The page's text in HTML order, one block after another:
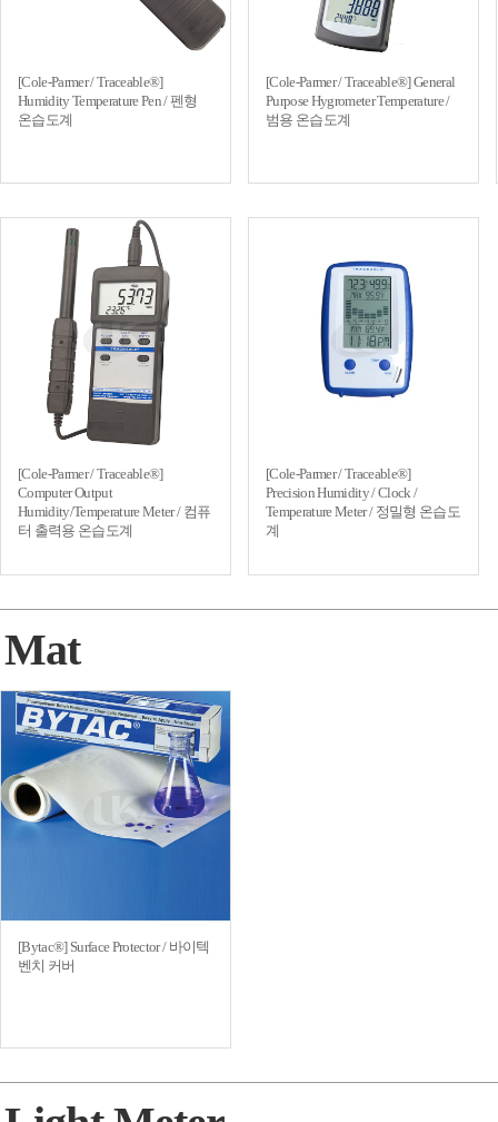
[Cole-Parmer / Traceable®]
Humidity Temperature Pen / 펜형
온습도계
[Cole-Parmer / Traceable®] General
Purpose Hygrometer Temperature /
범용 온습도계
[Cole-Parmer / Traceable®]
Computer Output
Humidity/Temperature Meter / 컴퓨
터 출력용 온습도계
[Cole-Parmer / Traceable®]
Precision Humidity / Clock /
Temperature Meter / 정밀형 온습도
계
Mat
[Bytac®] Surface Protector / 바이텍
벤치 커버